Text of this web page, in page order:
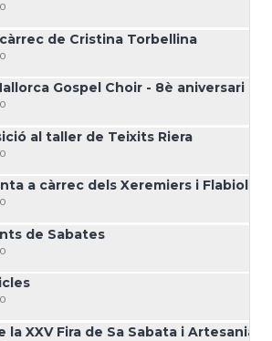
de Cristina Torbellina
Gospel Choir - 8è aniversari
al taller de Teixits Riera
a càrrec dels Xeremiers i Flabiolers
de Sabates
la XXV Fira de Sa Sabata i Artesania